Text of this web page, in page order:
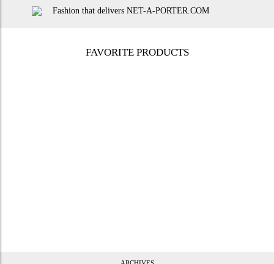
FAVORITE PRODUCTS
ARCHIVES